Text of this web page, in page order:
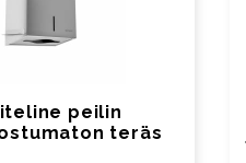
peilin
teräs